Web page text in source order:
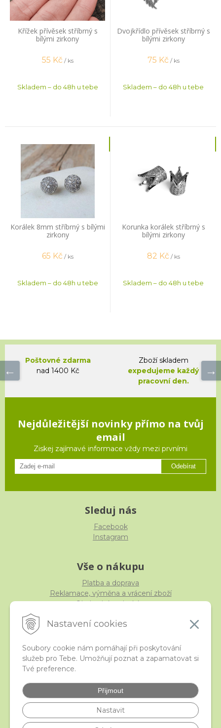
Nastavení cookies
Soubory cookie nám pomáhají při poskytování
služeb pro Tebe. Umožňují poznat a zapamatovat si
Tvé preference.
Přijmout
Nastavit
Křížek přívěsek stříbrný s
bílými zirkony
55 Kč / ks
Skladem – do 48h u tebe
Dvojkřídlo přívěsek stříbrný s
bílými zirkony
75 Kč / ks
Skladem – do 48h u tebe
Korálek 8mm stříbrný s bílými
zirkony
65 Kč / ks
Skladem – do 48h u tebe
Korunka korálek stříbrný s
bílými zirkony
82 Kč / ks
Skladem – do 48h u tebe
Poštovné zdarma
nad 1400 Kč
Zboží skladem
expedujeme každý
pracovní den.
Nejdůležitější novinky přímo na tvůj
email
Ziskej zajímavé informace vždy mezi prvními
Odebírat
Sleduj nás
Facebook
Instagram
Vše o nákupu
Platba a doprava
Reklamace, výměna a vrácení zboží
Obchodní podmínky
iStraka
Velkoobchod
Nejčastější otázky
České puncovní značky